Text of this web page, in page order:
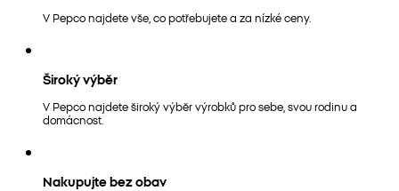
V Pepco najdete vše, co potřebujete a za nízké ceny.
Široký výběr
V Pepco najdete široký výběr výrobků pro sebe, svou rodinu a
domácnost.
Nakupujte bez obav